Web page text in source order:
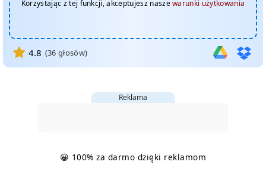
Korzystając z tej funkcji, akceptujesz naszewarunki użytkowania
4.8 (36 głosów)
Reklama
😀 100% za darmo dzięki reklamom